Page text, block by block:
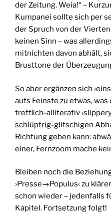
der Zeitung. Weia!“ –
Kumpanei sollte sich per
der Spruch von der
keinen Sinn – was
mitnichten davon abhält,
Brusttone der
So aber ergänzen sich
aufs Feinste zu etwas,
trefflich-alliterativ
schlüpfrig-glitschigen
Richtung geben kann:
einer, Fernzoom mache
Bleiben noch die
›Presse→Populus‹ zu
schon wieder – jedenfalls
Kapitel. Fortsetzung folgt!